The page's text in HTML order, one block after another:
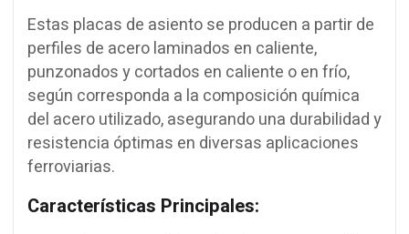
Estas placas de asiento se producen a partir de
perfiles de acero laminados en caliente,
punzonados y cortados en caliente o en frío,
según corresponda a la composición química
del acero utilizado, asegurando una durabilidad y
resistencia óptimas en diversas aplicaciones
ferroviarias.
Características Principales: